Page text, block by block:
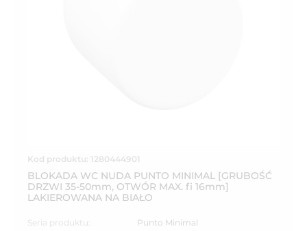
Kod produktu: 1280444901
BLOKADA WC NUDA PUNTO MINIMAL [GRUBOŚĆ
DRZWI 35-50mm, OTWÓR MAX. fi 16mm]
LAKIEROWANA NA BIAŁO
Seria produktu:
Punto Minimal